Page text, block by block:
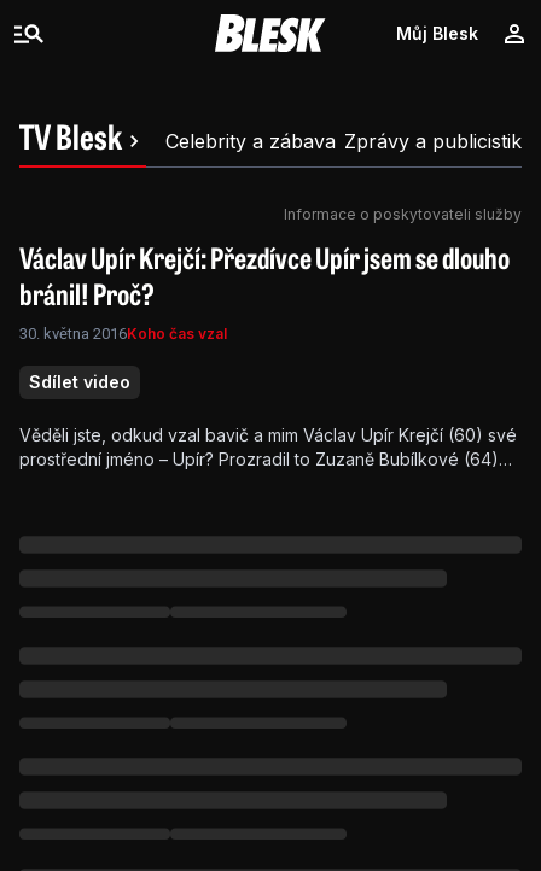
Můj Blesk
TV Blesk Celebrity a zábava Zprávy a publicistika
Informace o poskytovateli služby
Václav Upír Krejčí: Přezdívce Upír jsem se dlouho
bránil! Proč?
30. května 2016Koho čas vzal
Sdílet video
Věděli jste, odkud vzal bavič a mim Václav Upír Krejčí (60) své
prostřední jméno – Upír? Prozradil to Zuzaně Bubílkové (64)